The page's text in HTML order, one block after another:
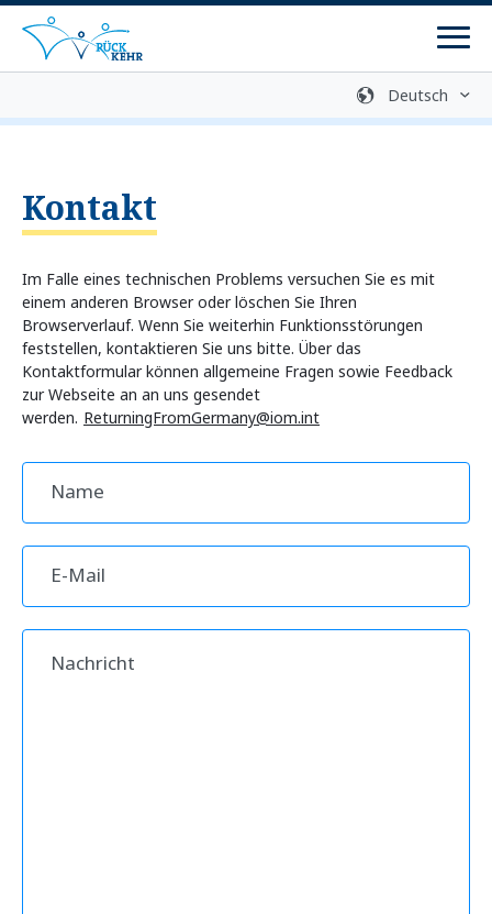
Mediathek
Rückkehrprozess
Beratungsstellen
Programme
Rückkehrprogramme
Reintegrationsprogramme
Rückkehrvorbereitung
Informationsvermittlung und Beratung
Programme der Bundesländer
Länderinformationen
Kontakt
Im Falle eines technischen Problems versuchen Sie es mit
einem anderen Browser oder löschen Sie Ihren
Browserverlauf. Wenn Sie weiterhin Funktionsstörungen
feststellen, kontaktieren Sie uns bitte. Über das
Kontaktformular können allgemeine Fragen sowie Feedback
zur Webseite an an uns gesendet
werden. ReturningFromGermany@iom.int